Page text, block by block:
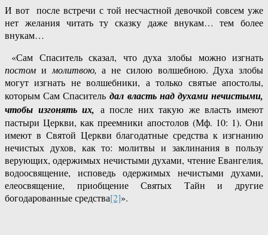
И вот после встречи с той несчастной девочкой совсем уже
нет желания читать ту сказку даже внукам… тем более
внукам…
«Сам Спаситель сказал, что духа злобы можно изгнать
постом имолитвою, а не силою волшебною. Духа злобы
могут изгнать не волшебники, а только святые апостолы,
которым Сам Спасительдал власть над духами нечистыми,
чтобы изгонять их, а после них такую же власть имеют
пастыри Церкви, как преемники апостолов (Мф. 10: 1). Они
имеют в Святой Церкви благодатные средства к изгнанию
нечистых духов, как то: молитвы и заклинания в пользу
верующих, одержимых нечистыми духами, чтение Евангелия,
водоосвящение, исповедь одержимых нечистыми духами,
елеосвящение, приобщение Святых Тайн и другие
богодарованные средства[2]».